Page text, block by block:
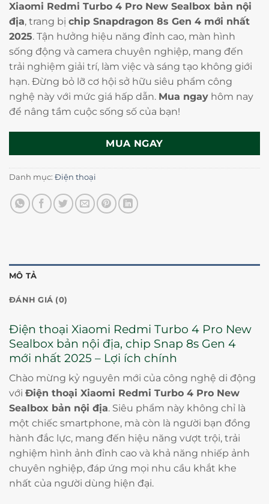
Xiaomi Redmi Turbo 4 Pro New Sealbox bản nội
địa, trang bị chip Snapdragon 8s Gen 4 mới nhất
2025. Tận hưởng hiệu năng đỉnh cao, màn hình
sống động và camera chuyên nghiệp, mang đến
trải nghiệm giải trí, làm việc và sáng tạo không giới
hạn. Đừng bỏ lỡ cơ hội sở hữu siêu phẩm công
nghệ này với mức giá hấp dẫn. Mua ngay hôm nay
để nâng tầm cuộc sống số của bạn!
MUA NGAY
Danh mục: Điện thoại
MÔ TẢ
ĐÁNH GIÁ (0)
Điện thoại Xiaomi Redmi Turbo 4 Pro New
Sealbox bản nội địa, chip Snap 8s Gen 4
mới nhất 2025 – Lợi ích chính
Chào mừng kỷ nguyên mới của công nghệ di động
với Điện thoại Xiaomi Redmi Turbo 4 Pro New
Sealbox bản nội địa. Siêu phẩm này không chỉ là
một chiếc smartphone, mà còn là người bạn đồng
hành đắc lực, mang đến hiệu năng vượt trội, trải
nghiệm hình ảnh đỉnh cao và khả năng nhiếp ảnh
chuyên nghiệp, đáp ứng mọi nhu cầu khắt khe
nhất của người dùng hiện đại.